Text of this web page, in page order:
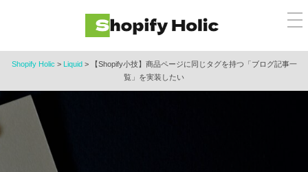
へ
キ
メ
ニ
ー
Shopify Holic > Liquid >
【Shopify小技】商品ページに同じタグを持つ「ブログ記事一
覧」を実装したい